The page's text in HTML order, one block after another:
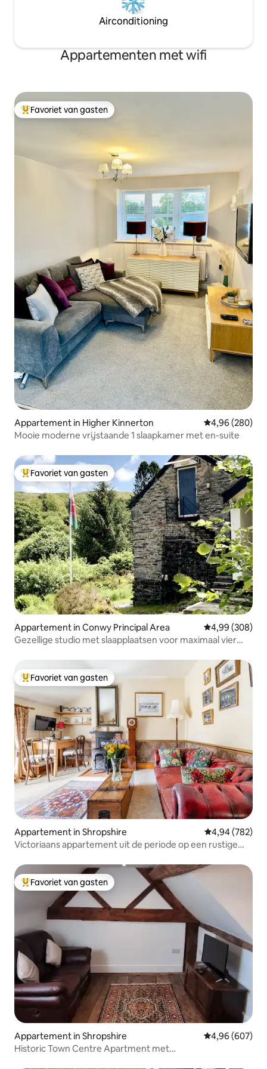
Airconditioning
Appartementen met wifi
Topfavoriet van gasten
Favoriet van gasten
Appartement in Higher Kinnerton Gemiddelde
4,96 (280)
Mooie moderne vrijstaande 1 slaapkamer met en-suite
Topfavoriet van gasten
Favoriet van gasten
Appartement in Conwy Principal Area Gemiddelde
4,99 (308)
Gezellige studio met slaapplaatsen voor maximaal vier
Topfavoriet van gasten
Favoriet van gasten
Appartement in Shropshire Gemiddelde
4,94 (782)
Victoriaans appartement uit de periode op een rustige
Topfavoriet van gasten
Favoriet van gasten
Appartement in Shropshire Gemiddelde
4,96 (607)
Historic Town Centre Apartment met